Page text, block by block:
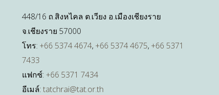
448/16 ถ.สิงหไคล ต.เวียง อ.เมืองเชียงราย
จ.เชียงราย 57000
โทร: +66 5374 4674,+66 5374 4675,+66 5371
7433
แฟกซ์: +66 5371 7434
อีเมล์: tatchrai@tat.or.th